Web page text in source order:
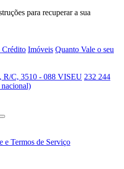
para recuperar a sua
Crédito Imóveis Quanto Vale o seu
R/C, 3510 - 088 VISEU 232 244
nacional)
e Termos de Serviço